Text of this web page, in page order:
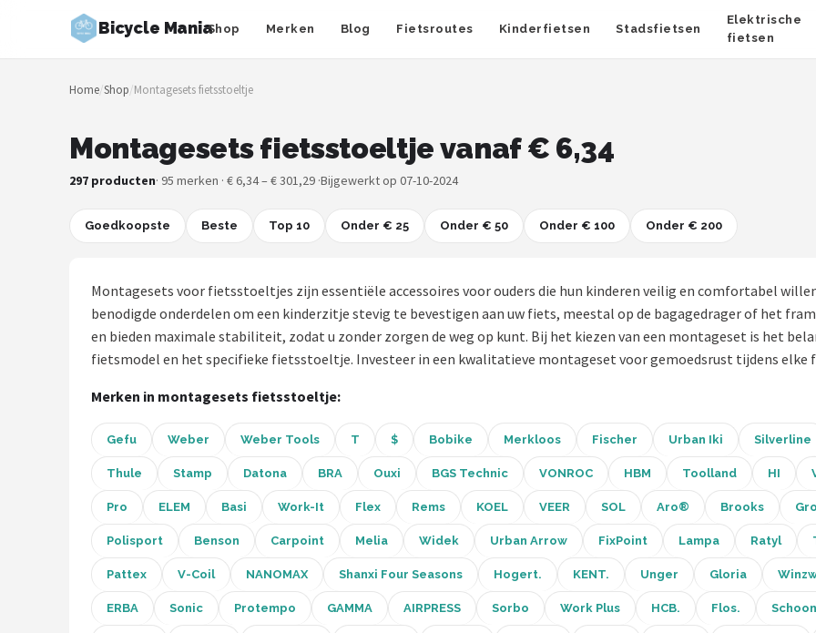
Bicycle ManiaShop Merken Blog Fietsroutes Kinderfietsen Stadsfietsen
Elektrische
fietsen
Zoeken
NAVIGATIE
Merken
Kinderfietsen
Stadsfietsen
Elektrische fietsen
Mountainbikes
Home/Shop/Montagesets fietsstoeltje
Montagesets fietsstoeltje vanaf € 6,34
297 producten· 95 merken · € 6,34 – € 301,29 ·Bijgewerkt op 07-10-2024
Goedkoopste Beste Top 10 Onder € 25 Onder € 50 Onder € 100 Onder € 200
Montagesets voor fietsstoeltjes zijn essentiële accessoires voor ouders die hun kinderen veilig en comfortabel
benodigde onderdelen om een kinderzitje stevig te bevestigen aan uw fiets, meestal op de bagagedrager of het
en bieden maximale stabiliteit, zodat u zonder zorgen de weg op kunt. Bij het kiezen van een montageset is het
fietsmodel en het specifieke fietsstoeltje. Investeer in een kwalitatieve montageset voor gemoedsrust tijdens
Merken in montagesets fietsstoeltje:
Gefu Weber Weber Tools T $ Bobike Merkloos Fischer Urban Iki Silverline
Thule Stamp Datona BRA Ouxi BGS Technic VONROC HBM Toolland HI
Pro ELEM Basi Work-It Flex Rems KOEL VEER SOL Aro® Brooks
Polisport Benson Carpoint Melia Widek Urban Arrow FixPoint Lampa Ratyl
Pattex V-Coil NANOMAX Shanxi Four Seasons Hogert. KENT. Unger Gloria
ERBA Sonic Protempo GAMMA AIRPRESS Sorbo Work Plus HCB. Flos. Schoon